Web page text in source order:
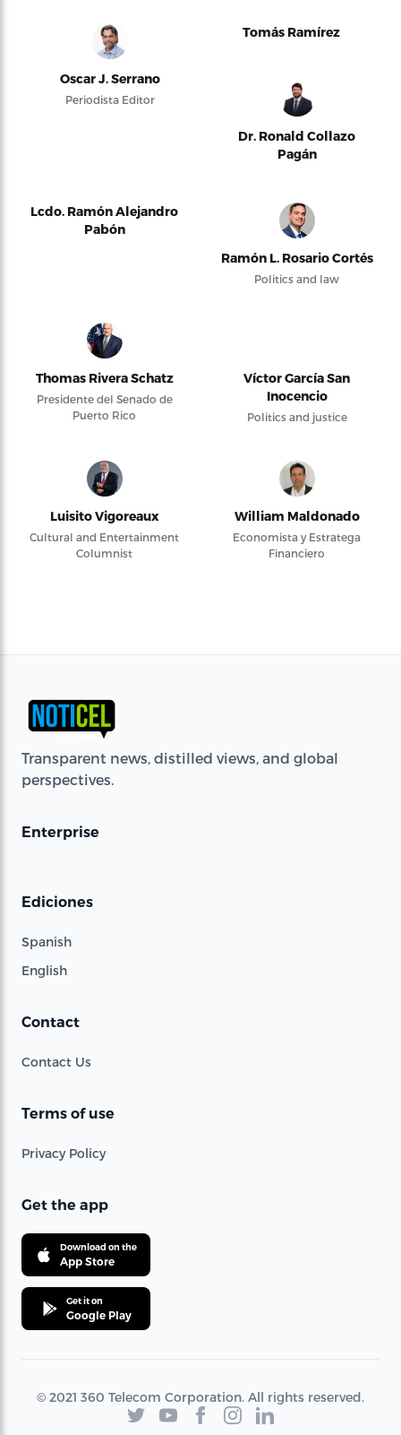
Oscar J. Serrano
Periodista Editor
Tomás Ramírez
Dr. Ronald Collazo
Pagán
Lcdo. Ramón Alejandro
Pabón
Ramón L. Rosario Cortés
Politics and law
Thomas Rivera Schatz
Presidente del Senado de
Puerto Rico
Víctor García San
Inocencio
Politics and justice
Luisito Vigoreaux
Cultural and Entertainment
Columnist
William Maldonado
Economista y Estratega
Financiero
Transparent news, distilled views, and global
perspectives.
Enterprise
Ediciones
Spanish
English
Contact
Contact Us
Terms of use
Privacy Policy
Get the app
Download on the
App Store
Get it on
Google Play
© 2021 360 Telecom Corporation. All rights reserved.